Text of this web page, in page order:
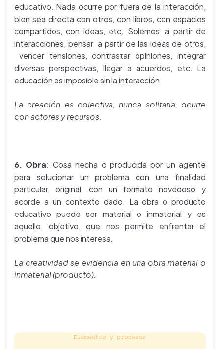
educativo. Nada ocurre por fuera de la interacción,
bien sea directa con otros, con libros, con espacios
compartidos, con ideas, etc. Solemos, a partir de
interacciones, pensar a partir de las ideas de otros,
vencer tensiones, contrastar opiniones, integrar
diversas perspectivas, llegar a acuerdos, etc. La
educación es imposible sin la interacción.
La creación es colectiva, nunca solitaria, ocurre
con actores y recursos.
6. Obra: Cosa hecha o producida por un agente
para solucionar un problema con una finalidad
particular, original, con un formato novedoso y
acorde a un contexto dado. La obra o producto
educativo puede ser material o inmaterial y es
aquello, objetivo, que nos permite enfrentar el
problema que nos interesa.
La creatividad se evidencia en una obra material o
inmaterial (producto).